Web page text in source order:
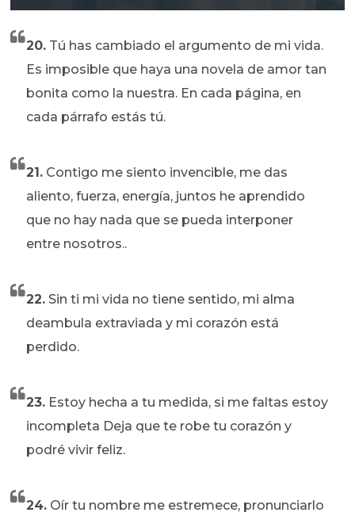
20. Tú has cambiado el argumento de mi vida.
Es imposible que haya una novela de amor tan
bonita como la nuestra. En cada página, en
cada párrafo estás tú.
21. Contigo me siento invencible, me das
aliento, fuerza, energía, juntos he aprendido
que no hay nada que se pueda interponer
entre nosotros..
22. Sin ti mi vida no tiene sentido, mi alma
deambula extraviada y mi corazón está
perdido.
23. Estoy hecha a tu medida, si me faltas estoy
incompleta Deja que te robe tu corazón y
podré vivir feliz.
24. Oír tu nombre me estremece, pronunciarlo